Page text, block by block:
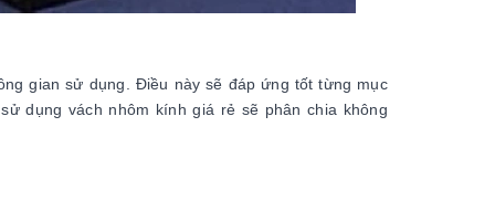
gian sử dụng. Điều này sẽ đáp ứng tốt từng mục
dụng vách nhôm kính giá rẻ sẽ phân chia không